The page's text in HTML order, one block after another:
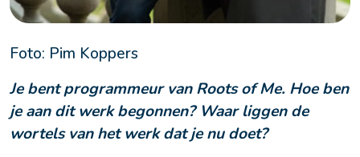
Foto: Pim Koppers
Je bent programmeur van Roots of Me. Hoe ben
je aan dit werk begonnen? Waar liggen de
wortels van het werk dat je nu doet?